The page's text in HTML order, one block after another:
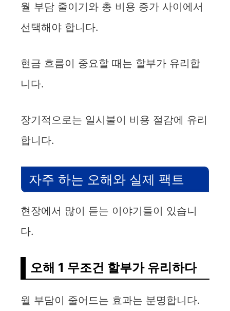
월 부담 줄이기와 총 비용 증가 사이에서
선택해야 합니다.
현금 흐름이 중요할 때는 할부가 유리합
니다.
장기적으로는 일시불이 비용 절감에 유리
합니다.
자주 하는 오해와 실제 팩트
현장에서 많이 듣는 이야기들이 있습니
다.
오해 1 무조건 할부가 유리하다
월 부담이 줄어드는 효과는 분명합니다.